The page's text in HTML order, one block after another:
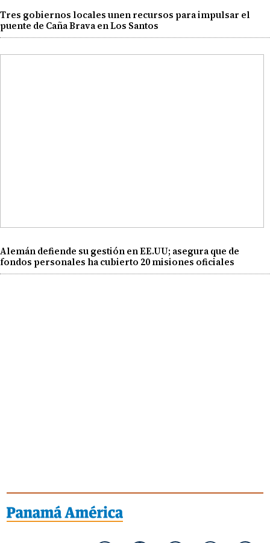
Tres gobiernos locales unen recursos para impulsar el
puente de Caña Brava en Los Santos
Alemán defiende su gestión en EE.UU; asegura que de
fondos personales ha cubierto 20 misiones oficiales